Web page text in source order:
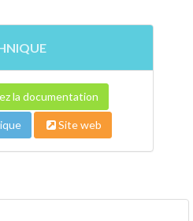
la documentation
Site web